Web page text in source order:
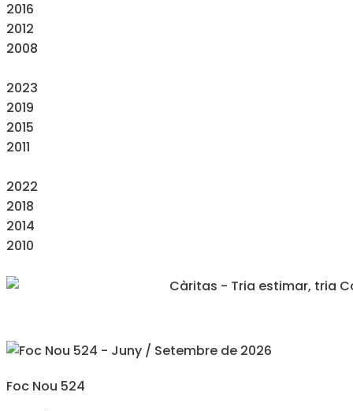
2016
2012
2008
2023
2019
2015
2011
2022
2018
2014
2010
Foc Nou 524